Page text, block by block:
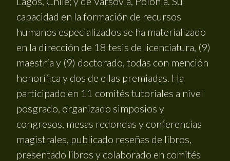
capacidad en la formación de recursos
humanos especializados se ha materializado
en la dirección de 18 tesis de licenciatura, (9)
maestría y (9) doctorado, todas con mención
honorífica y dos de ellas premiadas. Ha
participado en 11 comités tutoriales a nivel
posgrado, organizado simposios y
congresos, mesas redondas y conferencias
magistrales, publicado reseñas de libros,
presentado libros y colaborado en comités